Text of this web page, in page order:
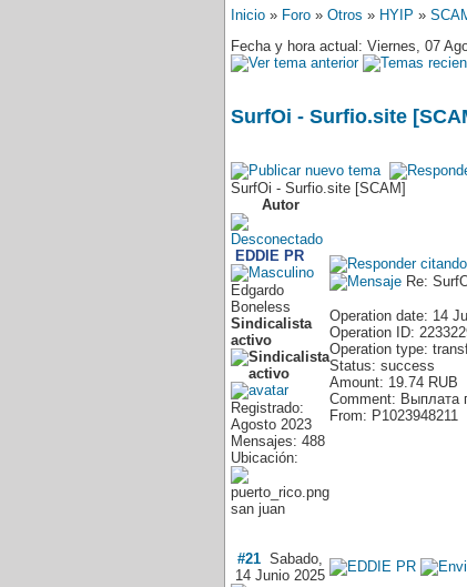
Inicio » Foro » Otros » HYIP »
Fecha y hora actual: Viernes, 07
SurfOi - Surfio.site
SurfOi - Surfio.site [SCAM]
Autor
EDDIE PR
Edgardo
Boneless
Sindicalista
activo
Registrado:
Agosto 2023
Mensajes: 488
Ubicación:
san juan
Re:
Operation date: 14
Operation ID:
Operation type:
Status: success
Amount: 19.74 RUB
Comment: Выплата
From: P1023948211
#21 Sabado,
14 Junio 2025